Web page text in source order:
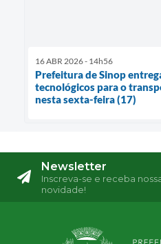
16 ABR 2026 - 14h56
Prefeitura de Sinop
tecnológicos para o
nesta sexta-feira (17)
Newsletter
Inscreva-se e receba
novidade!